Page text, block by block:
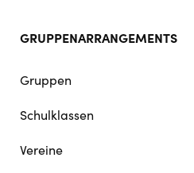
GRUPPENARRANGEMENTS
Gruppen
Schulklassen
Vereine